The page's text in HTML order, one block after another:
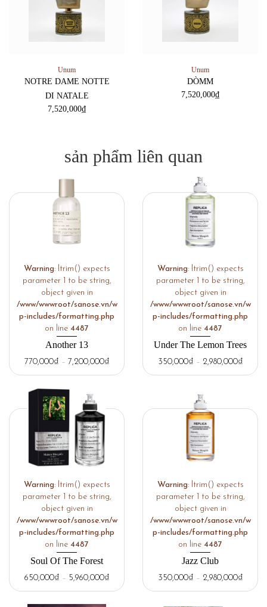
Unum
NOTRE DAME NOTTE
DI NATALE
7,520,000₫
Unum
DÒMM
7,520,000₫
sản phẩm liên quan
Warning: ltrim() expects
parameter 1 to be string,
object given in
/www/wwwroot/sanose.vn/w
p-includes/formatting.php
on line 4487
Another 13
770,000₫ – 7,200,000₫
Warning: ltrim() expects
parameter 1 to be string,
object given in
/www/wwwroot/sanose.vn/w
p-includes/formatting.php
on line 4487
Under The Lemon Trees
350,000₫ – 2,980,000₫
Warning: ltrim() expects
parameter 1 to be string,
object given in
/www/wwwroot/sanose.vn/w
p-includes/formatting.php
on line 4487
Soul Of The Forest
650,000₫ – 5,960,000₫
Warning: ltrim() expects
parameter 1 to be string,
object given in
/www/wwwroot/sanose.vn/w
p-includes/formatting.php
on line 4487
Jazz Club
350,000₫ – 2,980,000₫